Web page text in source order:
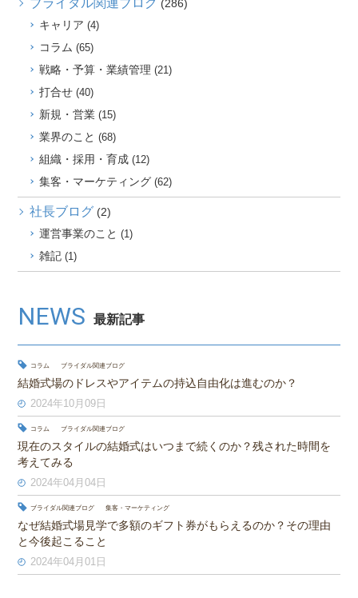
(286)
キャリア (4)
コラム (65)
戦略・予算・業績管理 (21)
打合せ(40)
新規・営業(15)
業界のこと (68)
組織・採用・育成(12)
集客・マーケティング(62)
社長ブログ (2)
運営事業のこと (1)
雑記(1)
NEWS 最新記事
コラム ブライダル関連ブログ
結婚式場のドレスやアイテムの持込自由化は進むのか？
2024年10月09日
コラム ブライダル関連ブログ
現在のスタイルの結婚式はいつまで続くのか？残された時間を
考えてみる
2024年04月04日
ブライダル関連ブログ 集客・マーケティング
なぜ結婚式場見学で多額のギフト券がもらえるのか？その理由
と今後起こること
2024年04月01日